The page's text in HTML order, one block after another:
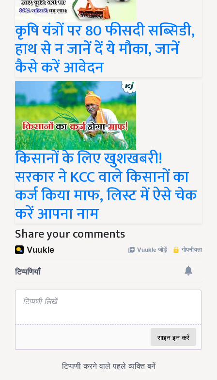
कृषि यंत्रों पर 80 फीसदी सब्सिडी,
हाथ से न जानें दें ये मौका, जानें
कैसे करें आवेदन
किसानों के लिए खुशखबरी!
सरकार ने KCC वाले किसानों का
कर्ज किया माफ, लिस्ट में ऐसे चेक
करें आपना नाम
Share your comments